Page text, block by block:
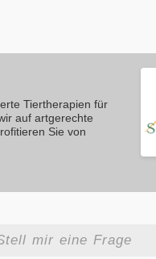
Tiertherapien für
auf artgerechte
Sie von